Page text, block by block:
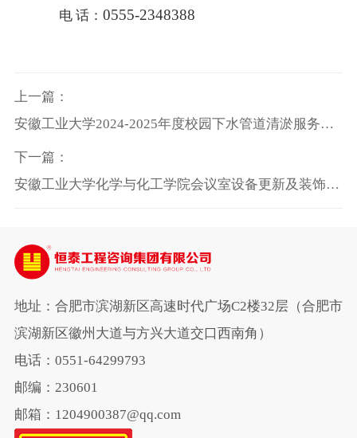
电 话： 0555-2348388
上一篇：
安徽工业大学2024-2025年度校园下水管道清淤服务项
目太阳城娱乐官网
下一篇：
安徽工业大学化学与化工学院会议室设备更新及装饰采
地址：合肥市滨湖新区高速时代广场C2楼32层（合肥市
滨湖新区徽州大道与方兴大道交口西南角）
电话：0551-64299793
邮编：230601
邮箱：1204900387@qq.com